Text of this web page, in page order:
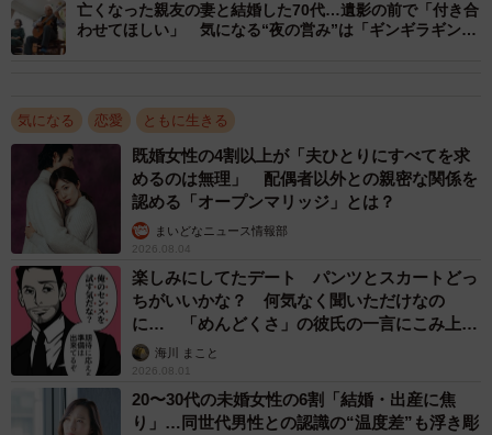
「初めて2人で出かけた際に、彼から告白されました。当
時、33歳という年齢差に戸惑いや不安を感じたのは言うま
一方の歩夢さんは、最初から「年齢は関係ない」という考
えだったのだとか。
「お付き合いを始めるにあたって、『子どもを望めないこ
と』『周囲の反対があるかもしれないこと』『自分の見た
目や体力が衰えていくこと』など、何度も彼の気持ちを確
認したうえで、“どんな困難があっても彼についていこう”と
決めました」
亡くなった親友の妻と結婚した70代…遺影の前で「付き合
わせてほしい」 気になる“夜の営み”は「ギンギラギンに
気になる 恋愛 ともに生きる
既婚女性の4割以上が「夫ひとりにすべてを求
めるのは無理」 配偶者以外との親密な関係を
認める「オープンマリッジ」とは？
まいどなニュース情報部
2026.08.04
楽しみにしてたデート パンツとスカートどっ
ちがいいかな？ 何気なく聞いただけなの
に… 「めんどくさ」の彼氏の一言にこみ上げ
る寂しさ【漫画】
海川 まこと
2026.08.01
20〜30代の未婚女性の6割「結婚・出産に焦
り」…同世代男性との認識の“温度差”も浮き彫